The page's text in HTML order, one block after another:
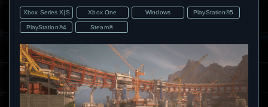
Xbox Series X|S Xbox One Windows PlayStation®5
PlayStation®4 Steam®